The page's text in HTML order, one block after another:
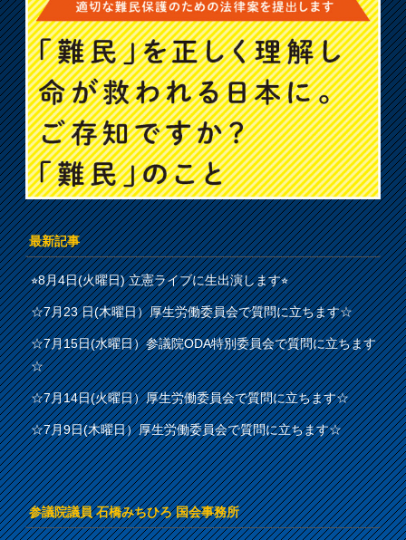
最新記事
⭐︎8月4日(火曜日) 立憲ライブに生出演します⭐︎
☆7月23 日(木曜日）厚生労働委員会で質問に立ちます☆
☆7月15日(水曜日）参議院ODA特別委員会で質問に立ちます
☆
☆7月14日(火曜日）厚生労働委員会で質問に立ちます☆
☆7月9日(木曜日）厚生労働委員会で質問に立ちます☆
参議院議員 石橋みちひろ 国会事務所